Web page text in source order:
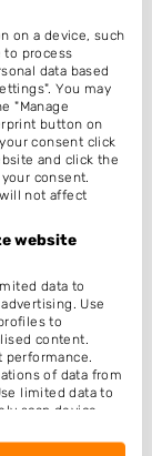
Gesloten
9:30 -18:00
on a device, such
to process
data based
You may
"Manage
button on
consent click
and click the
consent.
not affect
website
data to
Use
to
content.
of data from
limited data to
scan device
send to the